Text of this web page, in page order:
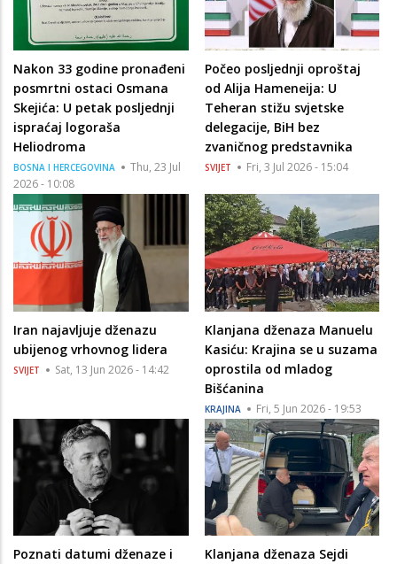
Nakon 33 godine pronađeni
posmrtni ostaci Osmana
Skejića: U petak posljednji
ispraćaj logoraša
Heliodroma
BOSNA I HERCEGOVINA
Thu, 23 Jul
2026 - 10:08
Počeo posljednji oproštaj
od Alija Hameneija: U
Teheran stižu svjetske
delegacije, BiH bez
zvaničnog predstavnika
SVIJET Fri, 3 Jul 2026 - 15:04
Iran najavljuje dženazu
ubijenog vrhovnog lidera
SVIJET Sat, 13 Jun 2026 - 14:42
Klanjana dženaza Manuelu
Kasiću: Krajina se u suzama
oprostila od mladog
Bišćanina
KRAJINA Fri, 5 Jun 2026 - 19:53
Poznati datumi dženaze i
Klanjana dženaza Sejdi